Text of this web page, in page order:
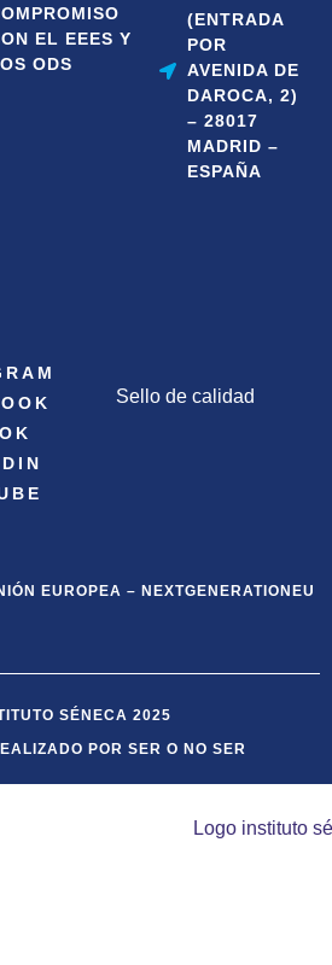
EL EEES Y
ODS
(ENTRADA
POR
AVENIDA DE
DAROCA, 2)
– 28017
MADRID –
ESPAÑA
Sello de calidad
EUROPEA – NEXTGENERATIONEU
SÉNECA 2025
POR SER O NO SER